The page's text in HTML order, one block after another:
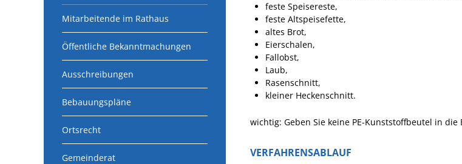
Mitarbeitende im Rathaus
Öffentliche Bekanntmachungen
Ausschreibungen
Bebauungspläne
Ortsrecht
Gemeinderat
feste Speisereste,
feste Altspeisefette,
altes Brot,
Eierschalen,
Fallobst,
Laub,
Rasenschnitt,
kleiner Heckenschnitt.
wichtig: Geben Sie keine PE-Kunststoffbeutel in
VERFAHRENSABLAUF